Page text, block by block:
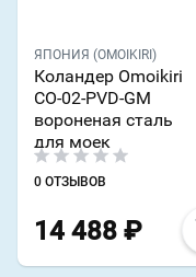
ЯПОНИЯ (OMOIKIRI)
Коландер Omoikiri
CO-02-PVD-GM
вороненая сталь
для моек
0 ОТЗЫВОВ
14 488 ₽